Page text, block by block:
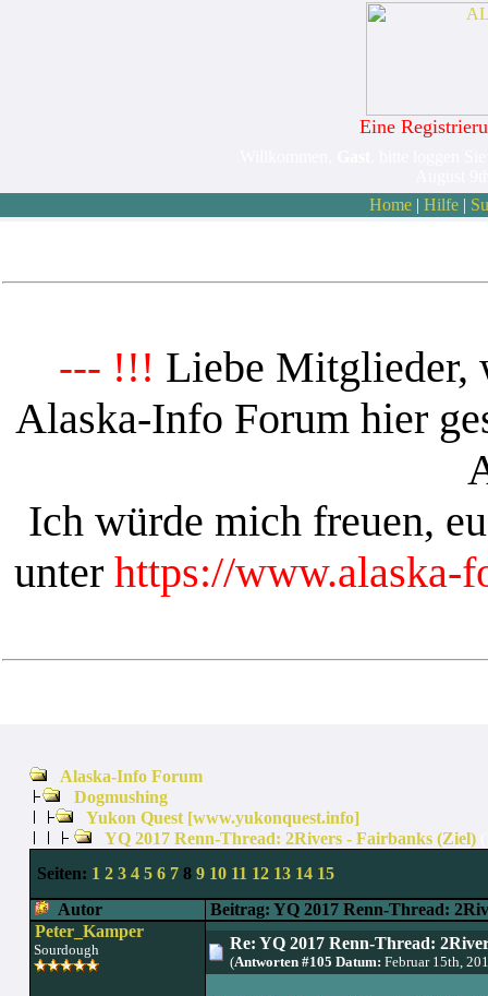
Eine
Home| Hilfe|
--- !!! Liebe Mitglieder,
Alaska-Info Forum hier
Ich würde mich freuen,
unter https://www.alaska-
Alaska-Info Forum
Dogmushing
Yukon Quest [www.yukonquest.info]
YQ 2017 Renn-Thread: 2Rivers - Fairbanks (Ziel)
Seiten: 1 2 3 4 5 6 78 9 10 11 12 13 14 15
Autor
Beitrag: YQ 2017 Renn-Thread:
Peter_Kamper
Sourdough Re: YQ 2017 Renn-Thread:
(Antworten #105 Datum: Februar 15th,